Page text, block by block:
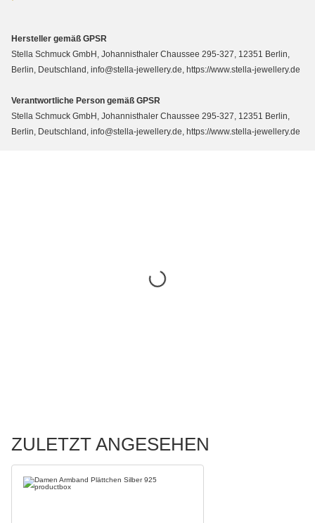
Hersteller gemäß GPSR
Stella Schmuck GmbH, Johannisthaler Chaussee 295-327, 12351 Berlin,
Berlin, Deutschland, info@stella-jewellery.de, https://www.stella-jewellery.de
Verantwortliche Person gemäß GPSR
Stella Schmuck GmbH, Johannisthaler Chaussee 295-327, 12351 Berlin,
Berlin, Deutschland, info@stella-jewellery.de, https://www.stella-jewellery.de
ZULETZT ANGESEHEN